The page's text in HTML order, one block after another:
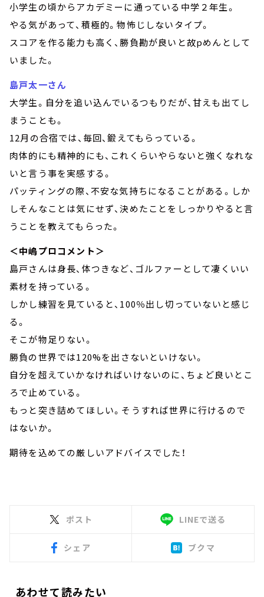
小学生の頃からアカデミーに通っている中学２年生。
やる気があって、積極的。物怖じしないタイプ。
スコアを作る能力も高く、勝負勘が良いと故pめんとして
いました。
島戸太一さん
大学生。自分を追い込んでいるつもりだが、甘えも出てし
まうことも。
12月の合宿では、毎回、鍛えてもらっている。
肉体的にも精神的にも、これくらいやらないと強くなれな
いと言う事を実感する。
パッティングの際、不安な気持ちになることがある。しか
しそんなことは気にせず、決めたことをしっかりやると言
うことを教えてもらった。
＜中嶋プロコメント＞
島戸さんは身長、体つきなど、ゴルファーとして凄くいい
素材を持っている。
しかし練習を見ていると、100％出し切っていないと感じ
る。
そこが物足りない。
勝負の世界では120%を出さないといけない。
自分を超えていかなければいけないのに、ちょど良いとこ
ろで止めている。
もっと突き詰めてほしい。そうすれば世界に行けるので
はないか。
期待を込めての厳しいアドバイスでした！
ポスト LINEで送る
シェア ブクマ
あわせて読みたい